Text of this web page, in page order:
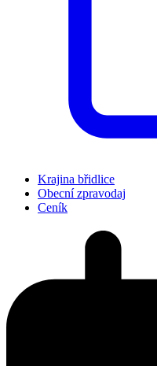
Krajina břidlice
Obecní zpravodaj
Ceník